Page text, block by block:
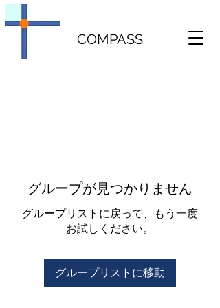
COMPASS
グループが見つかりません
グループリストに戻って、もう一度
お試しください。
グループリストに移動